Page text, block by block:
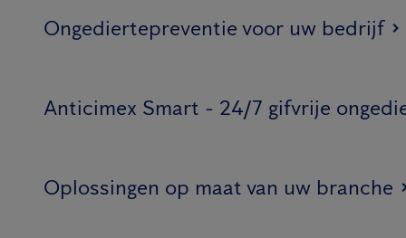
Ongediertepreventie voor uw bedrijf
Anticimex Smart - 24/7 gifvrije
Oplossingen op maat van uw branche